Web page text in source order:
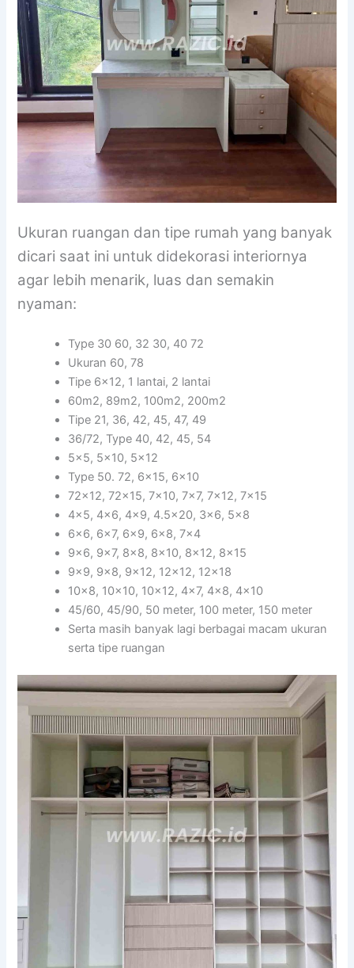
Ukuran ruangan dan tipe rumah yang banyak
dicari saat ini untuk didekorasi interiornya
agar lebih menarik, luas dan semakin
nyaman:
Type 30 60, 32 30, 40 72
Ukuran 60, 78
Tipe 6×12, 1 lantai, 2 lantai
60m2, 89m2, 100m2, 200m2
Tipe 21, 36, 42, 45, 47, 49
36/72, Type 40, 42, 45, 54
5×5, 5×10, 5×12
Type 50. 72, 6×15, 6×10
72×12, 72×15, 7×10, 7×7, 7×12, 7×15
4×5, 4×6, 4×9, 4.5×20, 3×6, 5×8
6×6, 6×7, 6×9, 6×8, 7×4
9×6, 9×7, 8×8, 8×10, 8×12, 8×15
9×9, 9×8, 9×12, 12×12, 12×18
10×8, 10×10, 10×12, 4×7, 4×8, 4×10
45/60, 45/90, 50 meter, 100 meter, 150 meter
Serta masih banyak lagi berbagai macam ukuran
serta tipe ruangan